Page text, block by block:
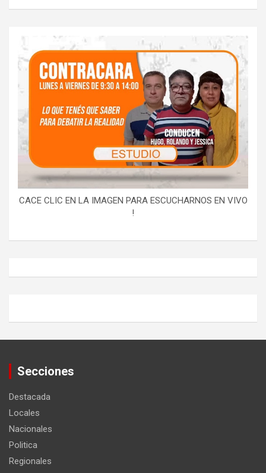
CACE CLIC EN LA IMAGEN PARA ESCUCHARNOS EN VIVO
!
Secciones
Destacada
Locales
Nacionales
Politica
Regionales